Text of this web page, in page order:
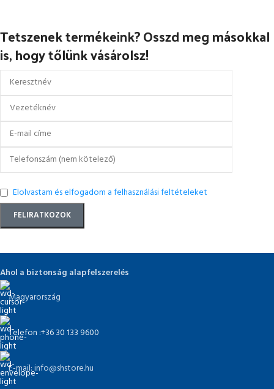
Tetszenek termékeink? Osszd meg másokkal
is, hogy tőlünk vásárolsz!
Elolvastam és elfogadom a felhasználási feltételeket
Ahol a biztonság alapfelszerelés
Magyarország
Telefon :+36 30 133 9600
E-mail: info@shstore.hu